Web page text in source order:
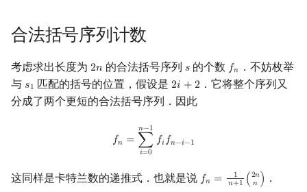
序列自动机
最小表示法 离散对数
数论分块
狄利克雷卷积
博弈论
数值算法
拟阵
树套树
K-D Tree
PQ 树
哈密顿图
二分图
图的着色
珂朵莉树/颜色段均摊
空间优化简介
合法括号序列计数
考虑求出长度为 2𝑛
2n 的合法括号序列 𝑠
s 的个数 𝑓𝑛
fn ．不妨枚举
与 𝑠1
s1 匹配的括号的位置，假设是2𝑖 +2
2i +2
．它将整个序列又
分成了两个更短的合法括号序列．因此
𝑓𝑛 =
𝑛−1
∑
𝑖=0
𝑓𝑖𝑓𝑛−𝑖−1
=0n−
这同样是卡特兰数的递推式．也就是说 𝑓𝑛 = 1
𝑛+1 (2𝑛
𝑛 )
fn=1n +1(2 n n) ．